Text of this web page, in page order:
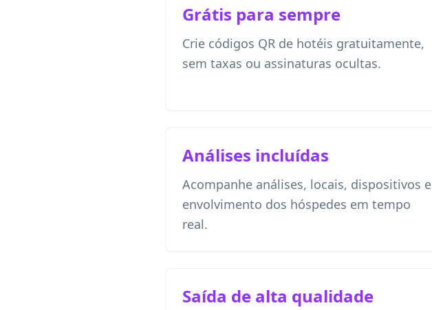
Grátis para sempre
Crie códigos QR de hotéis gratuitamente,
sem taxas ou assinaturas ocultas.
Análises incluídas
Acompanhe análises, locais, dispositivos e
envolvimento dos hóspedes em tempo
real.
Saída de alta qualidade